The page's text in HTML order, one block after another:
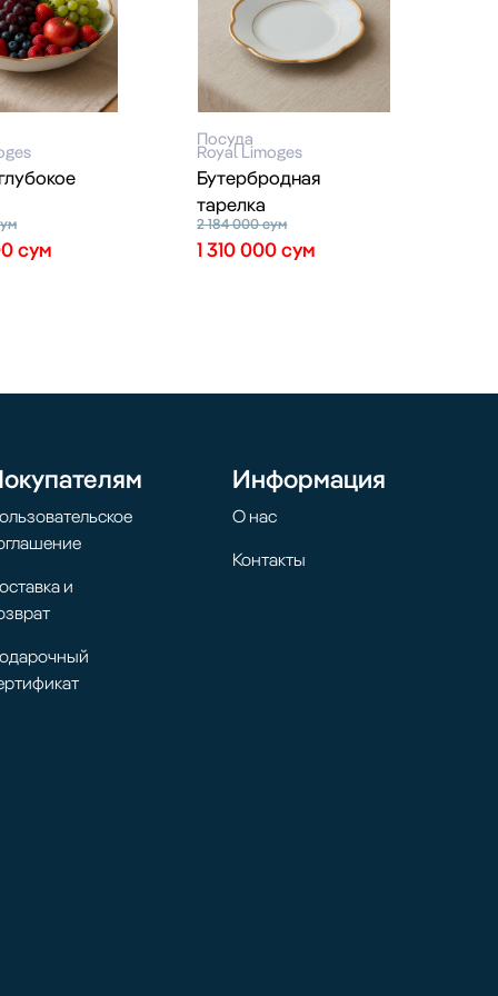
сум
Посуда
Royal Limoges
Бутербродная
тарелка
2 184 000сум
1 310 000сум
и
Информация
О нас
Контакты